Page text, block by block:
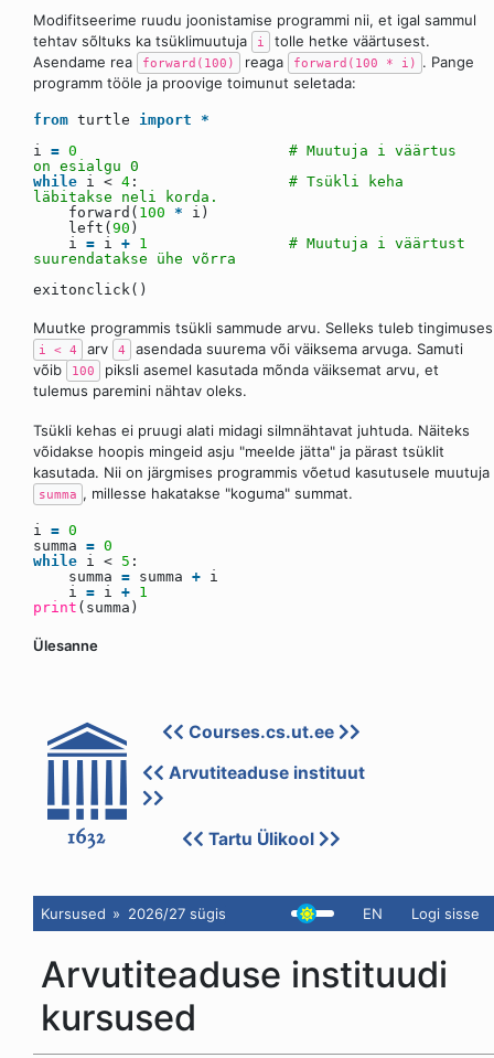
Modifitseerime ruudu joonistamise programmi nii, et igal sammul
tehtav sõltuks ka tsüklimuutuja
i
tolle hetke väärtusest.
Asendame rea
forward(100) reaga forward(100 * i) . Pange
programm tööle ja proovige toimunut seletada:
from turtle import
*
i = 0
# Muutuja i väärtus
on esialgu 0
while i < 4 : # Tsükli keha
läbitakse neli korda.
forward( 100 *
i)
left( 90 )
i = i + 1
# Muutuja i väärtust
suurendatakse ühe võrra
exitonclick()
Muutke programmis tsükli sammude arvu. Selleks tuleb tingimuses
i < 4 arv 4
asendada suurema või väiksema arvuga. Samuti
võib
100
piksli asemel kasutada mõnda väiksemat arvu, et
tulemus paremini nähtav oleks.
Tsükli kehas ei pruugi alati midagi silmnähtavat juhtuda. Näiteks
võidakse hoopis mingeid asju "meelde jätta" ja pärast tsüklit
kasutada. Nii on järgmises programmis võetud kasutusele muutuja
summa , millesse hakatakse "koguma" summat.
i = 0
summa = 0
while i < 5 :
summa = summa + i
i = i + 1
print (summa)
Ülesanne